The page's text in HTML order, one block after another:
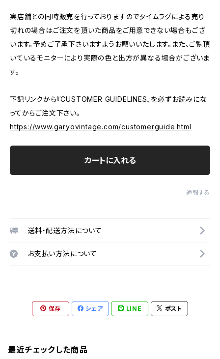
実店舗との同時販売を行っておりますのでタイムラグによる売り
切れの場合はご注文を頂いた商品をご用意できない場合もござ
います。予めご了承下さいますようお願いいたします。また、ご覧頂
いているモニターにより実際の色と出方が異なる場合がございま
す。
下記リンクから『CUSTOMER GUIDELINES』を必ずお読みにな
ってからご注文下さい。
https://www.garyovintage.com/customerguide.html
カートに入れる
通報する
送料・配送方法について
お支払い方法について
保存 シェア LINE ポスト
最近チェックした商品